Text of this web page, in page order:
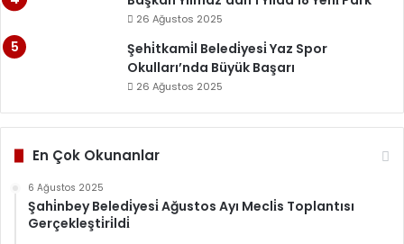
26 Ağustos 2025
Şehi̇tkami̇l Beledi̇yesi̇ Yaz Spor
Okulları’nda Büyük Başarı
26 Ağustos 2025
En Çok Okunanlar
6 Ağustos 2025
Şahi̇nbey Beledi̇yesi̇ Ağustos Ayı Mecli̇s Toplantısı
Gerçekleşti̇ri̇ldi̇